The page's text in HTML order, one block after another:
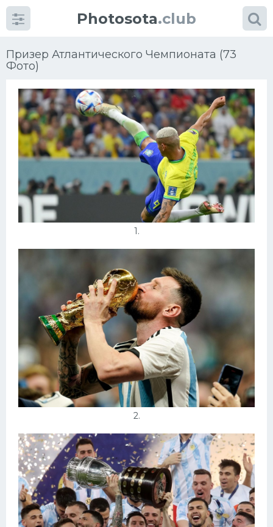
Photosota.club
Призер Атлантического Чемпионата (73
Фото)
1.
2.
КатегорииФото
Много картинок...
Футбол
Хоккей
Конькобежный спорт
Тренажеры
Интерьеры квартир